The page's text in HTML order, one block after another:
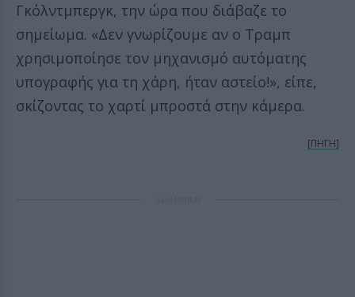
Γκόλντμπεργκ, την ώρα που διάβαζε το
σημείωμα. «Δεν γνωρίζουμε αν ο Τραμπ
χρησιμοποίησε τον μηχανισμό αυτόματης
υπογραφής για τη χάρη, ήταν αστείο!», είπε,
σκίζοντας το χαρτί μπροστά στην κάμερα.
[ΠΗΓΗ]